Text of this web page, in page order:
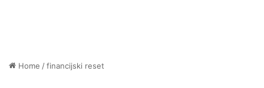
Home /financijski reset